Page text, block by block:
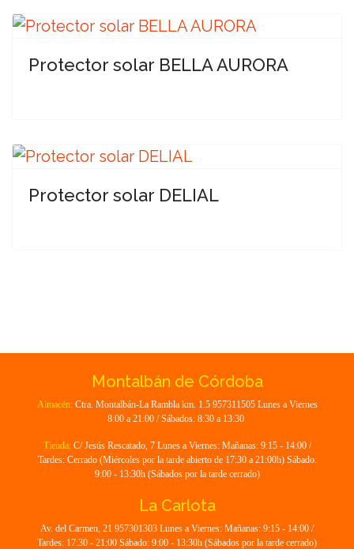
Protector solar BELLA AURORA
Protector solar DELIAL
Montalbán de Córdoba
Almacén: Ctra. Montalbán-La Rambla km. 1.5 957311505 Lunes a Viernes
8:00 a 21:00 / Sábados: 8:30 a 13:30
Tienda: C/ Jesús Rescatado, 7 Lunes a Viernes: Mañanas: 9:15 - 14:00 /
Tardes: Cerrado (Miércoles por la tarde abierto de 17:30 a 21:00h) Sábado:
9:00 - 13:30h (Sábados por la tarde cerrado)
La Carlota
Av. del Carmen, 21 957301303 Lunes a Viernes: Mañanas: 9:15 - 14:00 /
Tardes: 17:30 - 21:00 Sábado: 9:00 - 13:30h (Sábados por la tarde cerrado)